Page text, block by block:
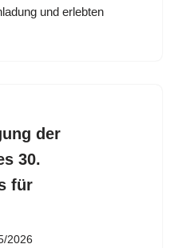
und erlebten
der
30.
für
2026